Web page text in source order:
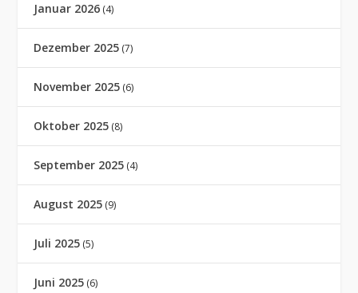
Januar 2026 (4)
Dezember 2025 (7)
November 2025 (6)
Oktober 2025 (8)
September 2025 (4)
August 2025 (9)
Juli 2025 (5)
Juni 2025 (6)